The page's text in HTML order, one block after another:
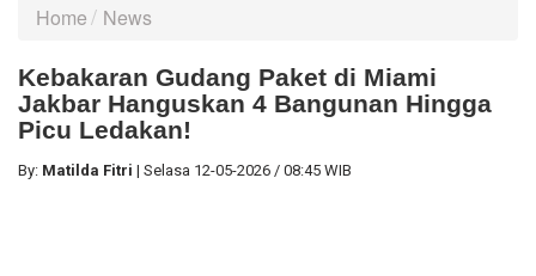
Home News
Kebakaran Gudang Paket di Miami
Jakbar Hanguskan 4 Bangunan Hingga
Picu Ledakan!
By: Matilda Fitri | Selasa 12-05-2026 / 08:45 WIB